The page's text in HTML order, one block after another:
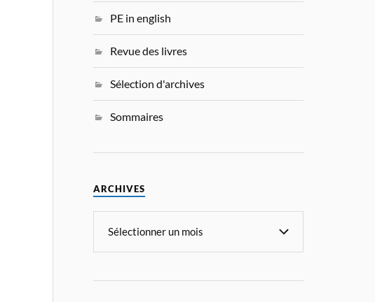
PE in english
Revue des livres
Sélection d'archives
Sommaires
ARCHIVES